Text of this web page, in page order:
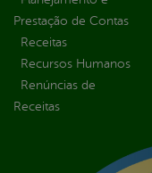
Prestação de Contas
Receitas
Recursos Humanos
Renúncias de
Receitas